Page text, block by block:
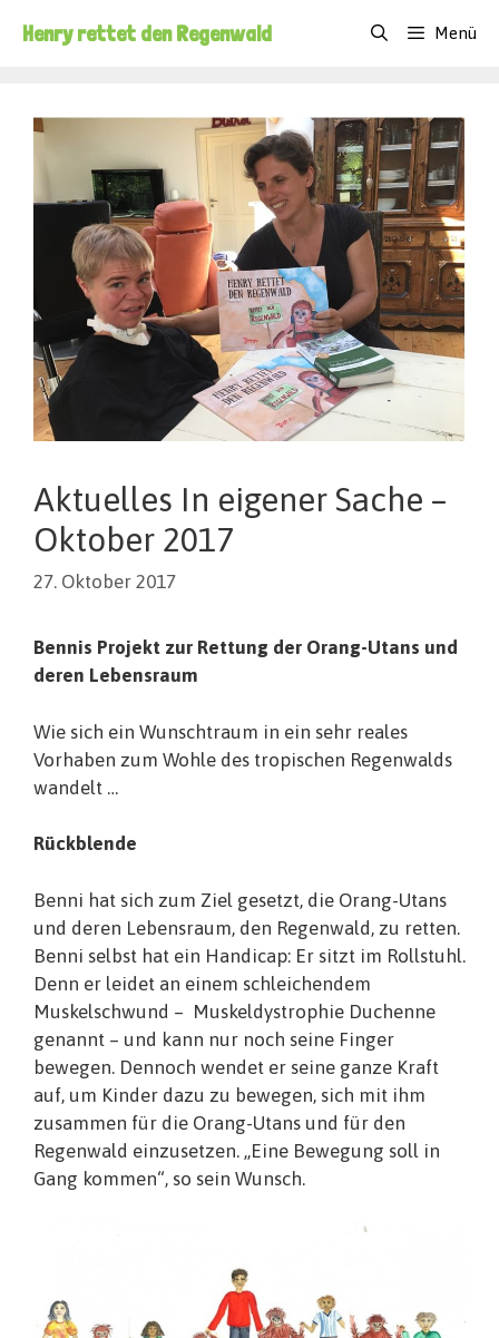
InhaltHenry rettet den Regenwald Menü
Aktuelles In eigener Sache –
Oktober 2017
27. Oktober 2017
Bennis Projekt zur Rettung der Orang-Utans und
deren Lebensraum
Wie sich ein Wunschtraum in ein sehr reales
Vorhaben zum Wohle des tropischen Regenwalds
wandelt …
Rückblende
Benni hat sich zum Ziel gesetzt, die Orang-Utans
und deren Lebensraum, den Regenwald, zu retten.
Benni selbst hat ein Handicap: Er sitzt im Rollstuhl.
Denn er leidet an einem schleichendem
Muskelschwund – Muskeldystrophie Duchenne
genannt – und kann nur noch seine Finger
bewegen. Dennoch wendet er seine ganze Kraft
auf, um Kinder dazu zu bewegen, sich mit ihm
zusammen für die Orang-Utans und für den
Regenwald einzusetzen. „Eine Bewegung soll in
Gang kommen“, so sein Wunsch.